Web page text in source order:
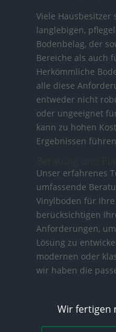
Viele Hausbesitzer
langlebigen,
Bodenbelag, der
Bereiche als auch
Herkömmliche
alle diese
entweder nicht
oder ungeeignet
kann zu hohen
Ergebnissen
Unser erfahrenes
umfassende
Vinylboden für
berücksichtigen
Anforderungen,
Lösung zu
modernen oder
wir haben die
Wir fertigen